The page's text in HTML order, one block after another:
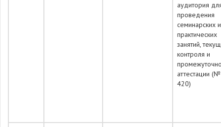
аудитория
проведения
семинарских и
практических
занятий,
контроля и
аттестации
420)